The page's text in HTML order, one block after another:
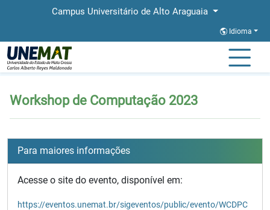
Campus Universitário de Alto Araguaia
Idioma
Página Inicial
Workshop de Computação 2023
Para maiores informações
Acesse o site do evento, disponível em:
https://eventos.unemat.br/sigeventos/public/evento/WCDPC